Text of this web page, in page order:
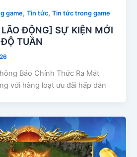
game,Tin tức,Tin tức trong game
ĐỘNG] SỰ KIỆN MỚI
TUẦN
Báo Chính Thức Ra Mắt
với hàng loạt ưu đãi hấp dẫn